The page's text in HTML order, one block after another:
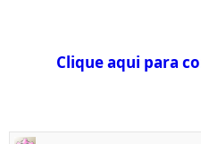
Clique aqui para